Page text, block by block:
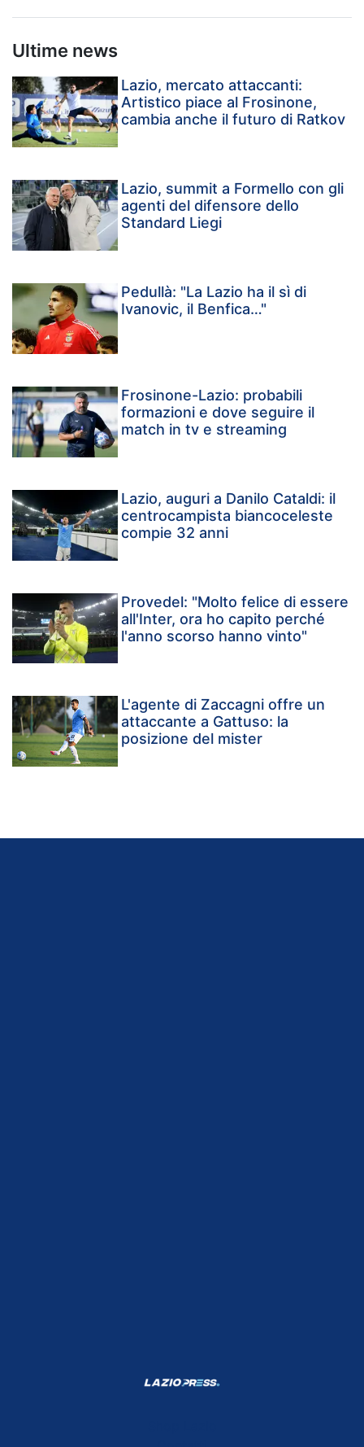
Ultime news
Lazio, mercato attaccanti:
Artistico piace al Frosinone,
cambia anche il futuro di Ratkov
Lazio, summit a Formello con gli
agenti del difensore dello
Standard Liegi
Pedullà: "La Lazio ha il sì di
Ivanovic, il Benfica…"
Frosinone-Lazio: probabili
formazioni e dove seguire il
match in tv e streaming
Lazio, auguri a Danilo Cataldi: il
centrocampista biancoceleste
compie 32 anni
Provedel: "Molto felice di essere
all'Inter, ora ho capito perché
l'anno scorso hanno vinto"
L'agente di Zaccagni offre un
attaccante a Gattuso: la
posizione del mister